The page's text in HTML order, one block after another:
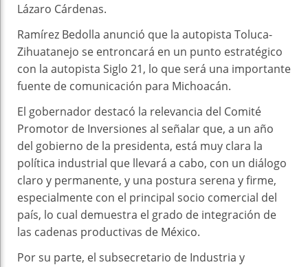
Lázaro Cárdenas.
Ramírez Bedolla anunció que la autopista Toluca-
Zihuatanejo se entroncará en un punto estratégico
con la autopista Siglo 21, lo que será una importante
fuente de comunicación para Michoacán.
El gobernador destacó la relevancia del Comité
Promotor de Inversiones al señalar que, a un año
del gobierno de la presidenta, está muy clara la
política industrial que llevará a cabo, con un diálogo
claro y permanente, y una postura serena y firme,
especialmente con el principal socio comercial del
país, lo cual demuestra el grado de integración de
las cadenas productivas de México.
Por su parte, el subsecretario de Industria y